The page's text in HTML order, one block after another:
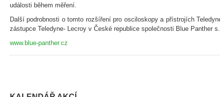
události během měření.
Další podrobnosti o tomto rozšíření pro osciloskopy a přístrojích
zástupce Teledyne- Lecroy v České republice společnosti Blue Panther
www.blue-panther.cz